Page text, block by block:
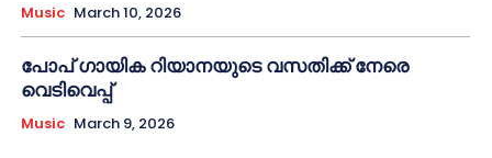
Music March 10, 2026
പോപ് ഗായിക റിയാനയുടെ വസതിക്ക് നേരെ
വെടിവെപ്പ്
Music March 9, 2026